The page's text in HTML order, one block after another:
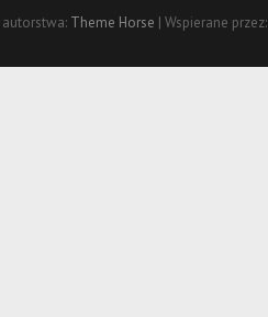
Theme Horse | Wspierane przez: